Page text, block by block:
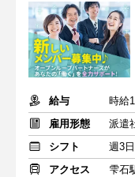
給与
時給
雇用形態
派遣
シフト
週3
アクセス
雫石